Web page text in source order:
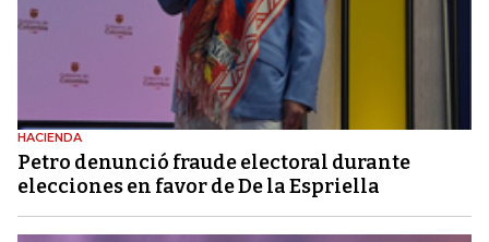
HACIENDA
Petro denunció fraude electoral durante
elecciones en favor de De la Espriella